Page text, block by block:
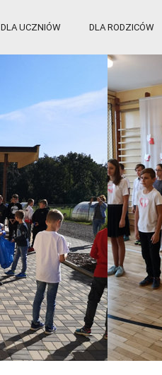
DLA UCZNIÓW DLA RODZICÓW